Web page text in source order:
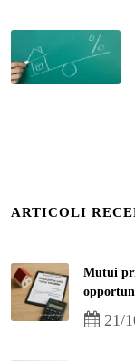
ARTICOLI
Mutui
21/